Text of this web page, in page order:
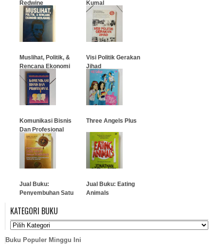
Redwine
…
Kumal
…
Muslihat, Politik, &
Rencana Ekonomi
Berjuang
Visi Politik Gerakan
Jihad
…
Komunikasi Bisnis
Dan Profesional
…
Three Angels Plus
Jual Buku:
Penyembuhan Satu
Homeopati
…
Jual Buku: Eating
Animals
KATEGORI BUKU
Buku Populer Minggu Ini